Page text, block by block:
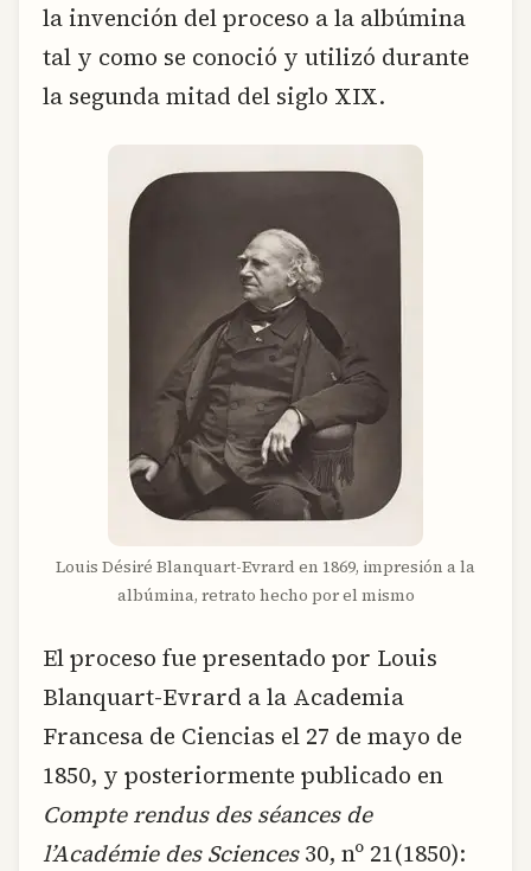
la invención del proceso a la albúmina
tal y como se conoció y utilizó durante
la segunda mitad del siglo XIX.
Louis Désiré Blanquart-Evrard en 1869, impresión a la
albúmina, retrato hecho por el mismo
El proceso fue presentado por Louis
Blanquart-Evrard a la Academia
Francesa de Ciencias el 27 de mayo de
1850, y posteriormente publicado en
Compte rendus des séances de
l’Académie des Sciences30, nº 21(1850):